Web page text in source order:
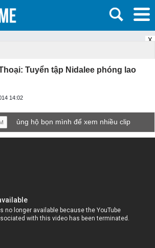
X
Tuyển tập Nidalee phóng lao
14:02
ủng hộ bọn mình để xem nhiều clip